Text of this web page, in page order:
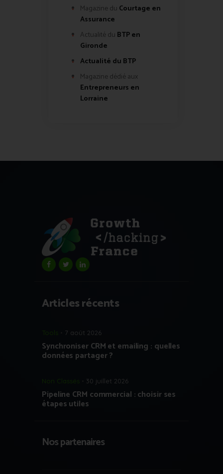
Magazine du Courtage en
Assurance
Actualité du BTP en
Gironde
Actualité du BTP
Magazine dédié aux
Entrepreneurs en
Lorraine
Articles récents
Tools 7 août 2026
Synchroniser CRM et emailing : quelles
données partager ?
Non Classés 30 juillet 2026
Pipeline CRM commercial : choisir ses
étapes utiles
Nos partenaires